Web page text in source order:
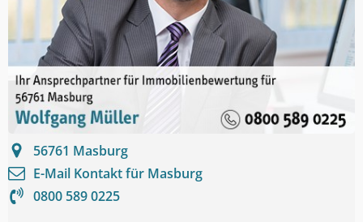
56761 Masburg
E-Mail Kontakt für Masburg
0800 589 0225